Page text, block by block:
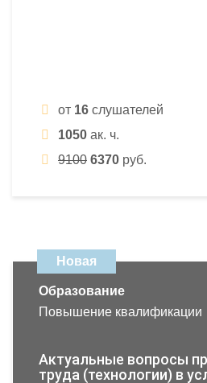
от 16 слушателей
1050 ак. ч.
9100 6370 руб.
Новая
Образование
Повышение квалификации
Актуальные вопросы
труда (технологии) в